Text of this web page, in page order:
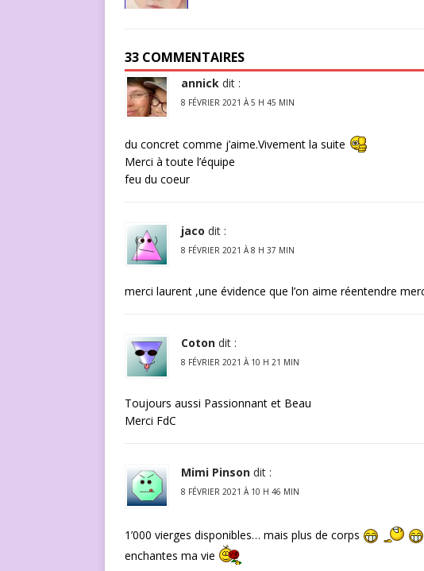
33 COMMENTAIRES
annick dit :
8 FÉVRIER 2021 À 5 H 45 MIN
du concret comme j’aime.Vivement la suite
Merci à toute l’équipe
feu du coeur
jaco dit :
8 FÉVRIER 2021 À 8 H 37 MIN
merci laurent ,une évidence que l’on aime réentendre
Coton dit :
8 FÉVRIER 2021 À 10 H 21 MIN
Toujours aussi Passionnant et Beau
Merci FdC
Mimi Pinson dit :
8 FÉVRIER 2021 À 10 H 46 MIN
1’000 vierges disponibles… mais plus de corps
enchantes ma vie